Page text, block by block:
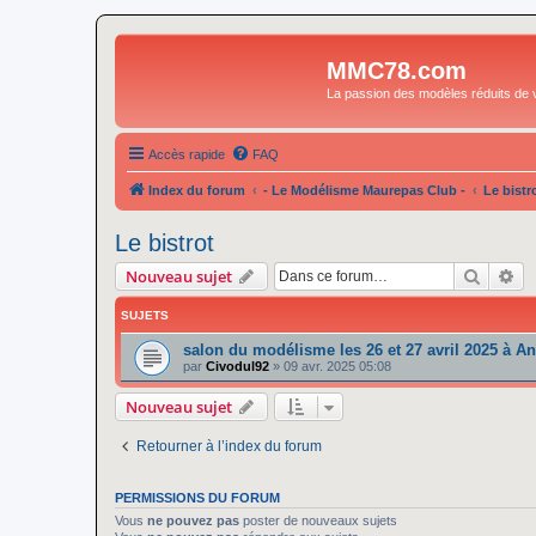
MMC78.com
La passion des modèles réduits de
Accès rapide FAQ
Index du forum - Le Modélisme Maurepas Club - Le
Le bistrot
Nouveau sujet
SUJETS
salon du modélisme les 26 et 27 avril 2025 à
par Civodul92 » 09 avr. 2025 05:08
Nouveau sujet
Retourner à l’index du forum
PERMISSIONS DU FORUM
Vous ne pouvez pas poster de nouveaux sujets